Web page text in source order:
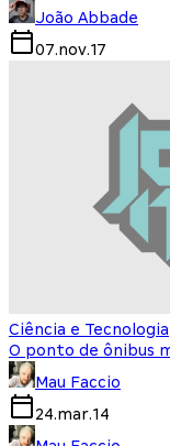
João Abbade
07.nov.17
Ciência e Tecnologia
O ponto de ônibus
Mau Faccio
24.mar.14